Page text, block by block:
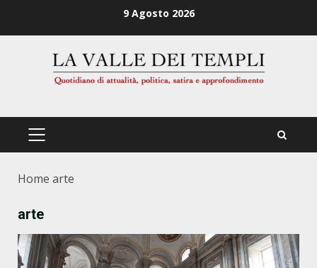
9 Agosto 2026
PRIMÄRES
Home arte
arte